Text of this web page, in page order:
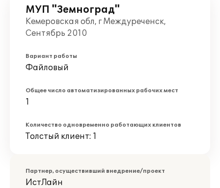
МУП "Земноград"
Кемеровская обл, г Междуреченск,
Сентябрь 2010
Вариант работы
Файловый
Общее число автоматизированных рабочих мест
1
Количество одновременно работающих клиентов
Толстый клиент: 1
Партнер, осуществивший внедрение/проект
ИстЛайн